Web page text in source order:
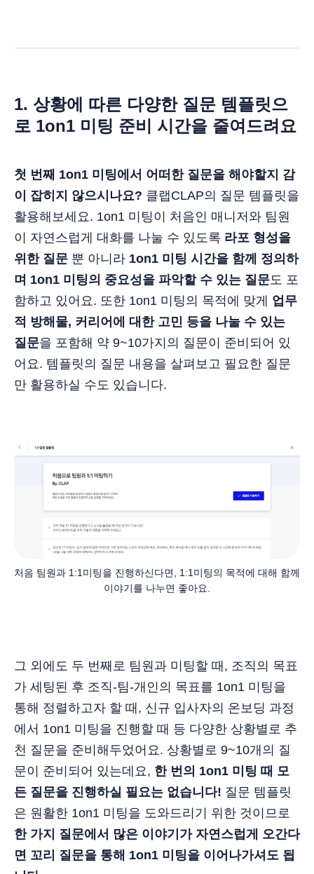
1. 상황에 따른 다양한 질문 템플릿으
로 1on1 미팅 준비 시간을 줄여드려요
첫 번째 1on1 미팅에서 어떠한 질문을 해야할지 감
이 잡히지 않으시나요? 클랩CLAP의 질문 템플릿을
활용해보세요. 1on1 미팅이 처음인 매니저와 팀원
이 자연스럽게 대화를 나눌 수 있도록 라포 형성을
위한 질문 뿐 아니라 1on1 미팅 시간을 함께 정의하
며 1on1 미팅의 중요성을 파악할 수 있는 질문도 포
함하고 있어요. 또한 1on1 미팅의 목적에 맞게 업무
적 방해물, 커리어에 대한 고민 등을 나눌 수 있는
질문을 포함해 약 9~10가지의 질문이 준비되어 있
어요. 템플릿의 질문 내용을 살펴보고 필요한 질문
만 활용하실 수도 있습니다.
처음 팀원과 1:1미팅을 진행하신다면, 1:1미팅의 목적에 대해 함께
이야기를 나누면 좋아요.
그 외에도 두 번째로 팀원과 미팅할 때, 조직의 목표
가 세팅된 후 조직-팀-개인의 목표를 1on1 미팅을
통해 정렬하고자 할 때, 신규 입사자의 온보딩 과정
에서 1on1 미팅을 진행할 때 등 다양한 상황별로 추
천 질문을 준비해두었어요. 상황별로 9~10개의 질
문이 준비되어 있는데요, 한 번의 1on1 미팅 때 모
든 질문을 진행하실 필요는 없습니다! 질문 템플릿
은 원활한 1on1 미팅을 도와드리기 위한 것이므로
한 가지 질문에서 많은 이야기가 자연스럽게 오간다
면 꼬리 질문을 통해 1on1 미팅을 이어나가셔도 됩